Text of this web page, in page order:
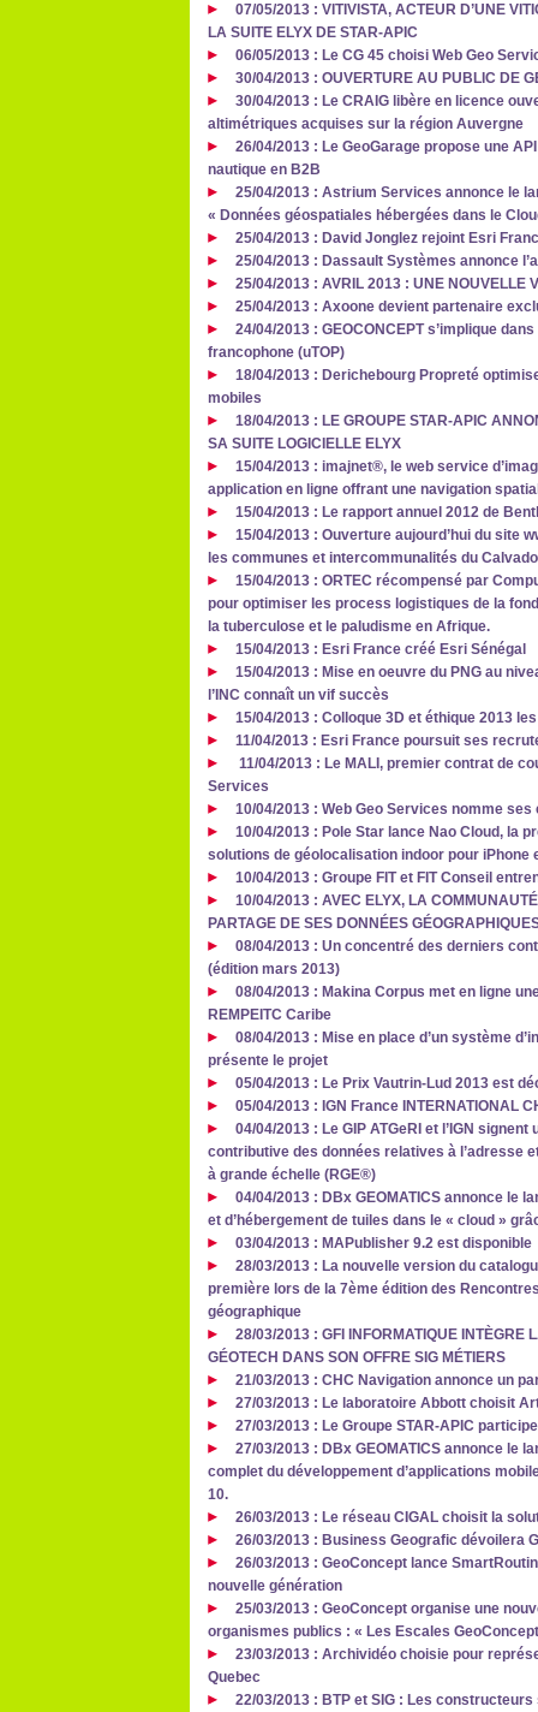
07/05/2013 : VITIVISTA, ACTEUR D’UNE
LA SUITE ELYX DE STAR-APIC
06/05/2013 : Le CG 45 choisi Web Geo
30/04/2013 : OUVERTURE AU PUBLIC DE
30/04/2013 : Le CRAIG libère en licence
altimétriques acquises sur la région Auvergne
26/04/2013 : Le GeoGarage propose une
nautique en B2B
25/04/2013 : Astrium Services annonce le
« Données géospatiales hébergées dans le
25/04/2013 : David Jonglez rejoint Esri
25/04/2013 : Dassault Systèmes annonce
25/04/2013 : AVRIL 2013 : UNE NOUVELLE
25/04/2013 : Axoone devient partenaire
24/04/2013 : GEOCONCEPT s’implique
francophone (uTOP)
18/04/2013 : Derichebourg Propreté
mobiles
18/04/2013 : LE GROUPE STAR-APIC
SA SUITE LOGICIELLE ELYX
15/04/2013 : imajnet®, le web service
application en ligne offrant une navigation
15/04/2013 : Le rapport annuel 2012 de
15/04/2013 : Ouverture aujourd’hui du site
les communes et intercommunalités du
15/04/2013 : ORTEC récompensé par
pour optimiser les process logistiques de la
la tuberculose et le paludisme en Afrique.
15/04/2013 : Esri France créé Esri Sénégal
15/04/2013 : Mise en oeuvre du PNG au
l’INC connaît un vif succès
15/04/2013 : Colloque 3D et éthique 2013
11/04/2013 : Esri France poursuit ses
11/04/2013 : Le MALI, premier contrat de
Services
10/04/2013 : Web Geo Services nomme
10/04/2013 : Pole Star lance Nao Cloud, la
solutions de géolocalisation indoor pour iPhone
10/04/2013 : Groupe FIT et FIT Conseil
10/04/2013 : AVEC ELYX, LA
PARTAGE DE SES DONNÉES
08/04/2013 : Un concentré des derniers
(édition mars 2013)
08/04/2013 : Makina Corpus met en ligne
REMPEITC Caribe
08/04/2013 : Mise en place d’un système
présente le projet
05/04/2013 : Le Prix Vautrin-Lud 2013 est
05/04/2013 : IGN France INTERNATIONAL
04/04/2013 : Le GIP ATGeRI et l’IGN
contributive des données relatives à l’adresse
à grande échelle (RGE®)
04/04/2013 : DBx GEOMATICS annonce le
et d’hébergement de tuiles dans le « cloud »
03/04/2013 : MAPublisher 9.2 est disponible
28/03/2013 : La nouvelle version du
première lors de la 7ème édition des
géographique
28/03/2013 : GFI INFORMATIQUE INTÈGRE
GÉOTECH DANS SON OFFRE SIG MÉTIERS
21/03/2013 : CHC Navigation annonce un
27/03/2013 : Le laboratoire Abbott choisit
27/03/2013 : Le Groupe STAR-APIC
27/03/2013 : DBx GEOMATICS annonce le
complet du développement d’applications
10.
26/03/2013 : Le réseau CIGAL choisit la
26/03/2013 : Business Geografic dévoilera
26/03/2013 : GeoConcept lance
nouvelle génération
25/03/2013 : GeoConcept organise une
organismes publics : « Les Escales
23/03/2013 : Archividéo choisie pour
Quebec
22/03/2013 : BTP et SIG : Les